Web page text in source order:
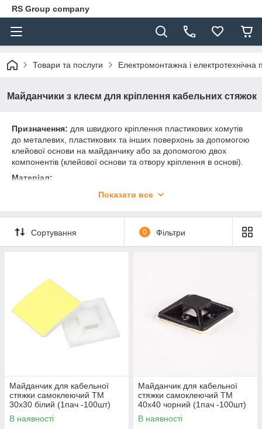
RS Group company
Товари та послуги Електромонтажна і електротехнічна
Майданчики з клеєм для кріплення кабельних стяжок
Призначення: для швидкого кріплення пластикових хомутів
до металевих, пластикових та інших поверхонь за допомогою
клейової основи на майданчику або за допомогою двох
компонентів (клейової основи та отвору кріплення в основі).
Матеріал:
Майданчики універсальні – поліамід 6.6 (нейлон);
від -40 до +85 °С.
вимогами ДСТУ EN 62275:2015
Універсальні майданчики - це майданчики, які мають і
клейову основу та отвір для монтажу до поверхні за
допомогою гвинта. Самоклеюча основа дає можливість
тимчасової або пробної (розмічальної) фіксації майданчика
до поверхні, а отвір дозволяє надійно закріпити майданчик.
монтажу хомутів до майданчика.
Показати все
Сортування 0 Фільтри
Майданчик для кабельної
стяжки самоклеючий TM
30х30 білий (1пач -100шт)
В наявності
Майданчик для кабельної
стяжки самоклеючий TM
40х40 чорний (1пач -100шт)
В наявності